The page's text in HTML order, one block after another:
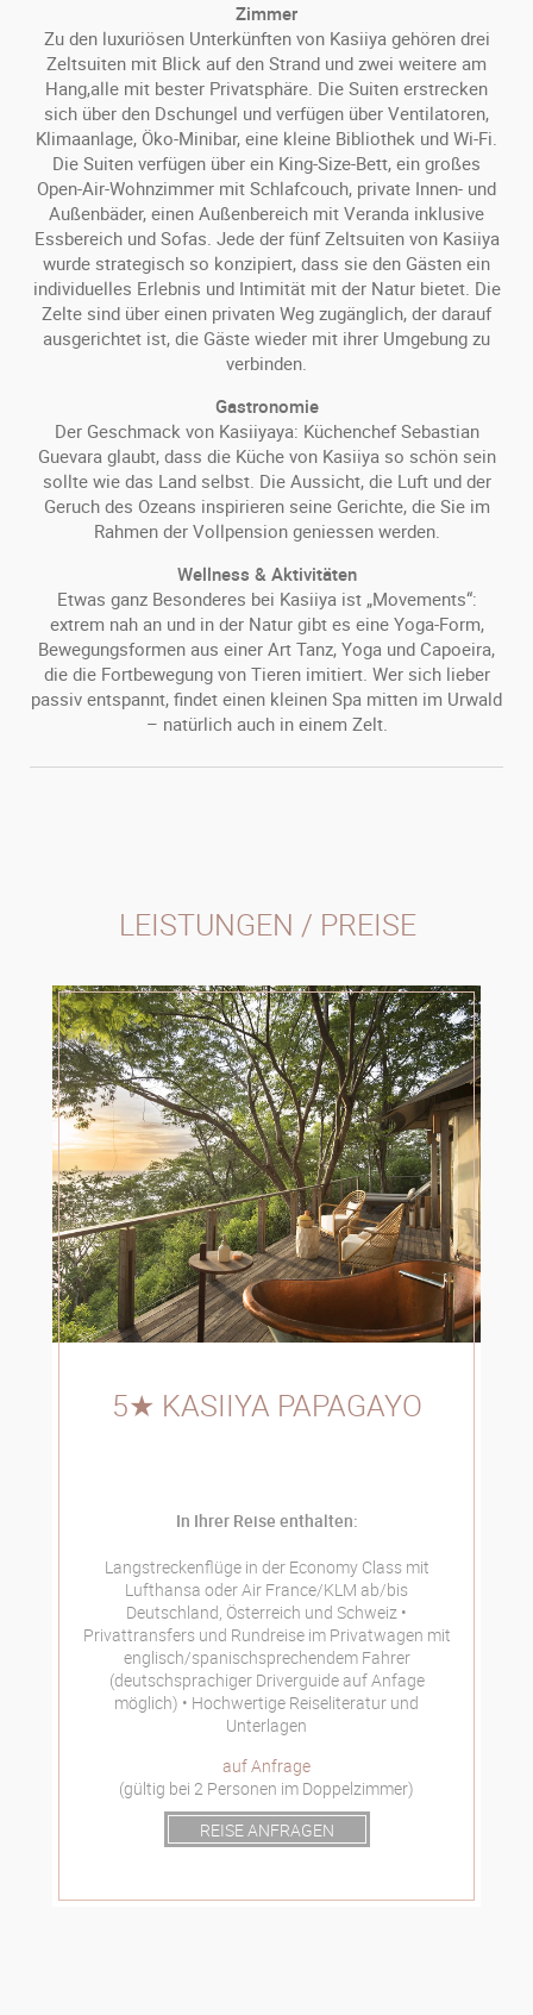
Zimmer
Zu den luxuriösen Unterkünften von Kasiiya gehören drei
Zeltsuiten mit Blick auf den Strand und zwei weitere am
Hang,alle mit bester Privatsphäre. Die Suiten erstrecken
sich über den Dschungel und verfügen über Ventilatoren,
Klimaanlage, Öko-Minibar, eine kleine Bibliothek und Wi-Fi.
Die Suiten verfügen über ein King-Size-Bett, ein großes
Open-Air-Wohnzimmer mit Schlafcouch, private Innen- und
Außenbäder, einen Außenbereich mit Veranda inklusive
Essbereich und Sofas. Jede der fünf Zeltsuiten von Kasiiya
wurde strategisch so konzipiert, dass sie den Gästen ein
individuelles Erlebnis und Intimität mit der Natur bietet. Die
Zelte sind über einen privaten Weg zugänglich, der darauf
ausgerichtet ist, die Gäste wieder mit ihrer Umgebung zu
verbinden.
Gastronomie
Der Geschmack von Kasiiyaya: Küchenchef Sebastian
Guevara glaubt, dass die Küche von Kasiiya so schön sein
sollte wie das Land selbst. Die Aussicht, die Luft und der
Geruch des Ozeans inspirieren seine Gerichte, die Sie im
Rahmen der Vollpension geniessen werden.
Wellness & Aktivitäten
Etwas ganz Besonderes bei Kasiiya ist „Movements“:
extrem nah an und in der Natur gibt es eine Yoga-Form,
Bewegungsformen aus einer Art Tanz, Yoga und Capoeira,
die die Fortbewegung von Tieren imitiert. Wer sich lieber
passiv entspannt, findet einen kleinen Spa mitten im Urwald
– natürlich auch in einem Zelt.
LEISTUNGEN / PREISE
5★ KASIIYA PAPAGAYO
In Ihrer Reise enthalten:
Langstreckenflüge in der Economy Class mit
Lufthansa oder Air France/KLM ab/bis
Deutschland, Österreich und Schweiz
Privattransfers und Rundreise im Privatwagen mit
englisch/spanischsprechendem Fahrer
(deutschsprachiger Driverguide auf Anfage
möglich)
Hochwertige Reiseliteratur und
Unterlagen
auf Anfrage
(gültig bei 2 Personen im Doppelzimmer)
REISE ANFRAGEN